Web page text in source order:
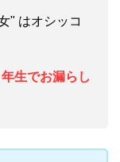
" はオシッコ
生でお漏らし